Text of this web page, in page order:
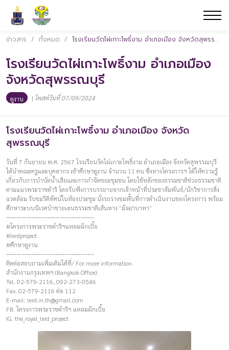
ข่าวสาร / ทั้งหมด / โรงเรียนวัดไผ่เกาะโพธิ์งาม อำเภอเมือง จังหวัดสุพรรณบุรี
โรงเรียนวัดไผ่เกาะโพธิ์งาม อำเภอเมือง
จังหวัดสุพรรณบุรี
ดูงาน | โพสต์วันที่ 07/09/2024
โรงเรียนวัดไผ่เกาะโพธิ์งาม อำเภอเมือง จังหวัด
สุพรรณบุรี
วันที่ 7 กันยายน พ.ศ. 2567 โรงเรียนวัดไผ่เกาะโพธิ์งาม อำเภอเมือง จังหวัดสุพรรณบุรี
ได้นำคณะครูและบุคลากร เข้าศึกษาดูงาน จำนวน 11 คน ซึ่งทางโครงการฯ ได้ให้ความรู้
เกี่ยวกับการบำบัดน้ำเสียและการกำจัดขยะชุมชน โดยใช้หลักของธรรมชาติช่วยธรรมชาติ
ตามแนวพระราชดำริ โดยรับฟังการบรรยายจากเจ้าหน้าที่ประชาสัมพันธ์/นักวิชาการสิ่ง
แวดล้อม รับชมวีดิทัศน์ในห้องประชุม นั่งรถรางชมพื้นที่การดำเนินงานของโครงการ พร้อม
ศึกษาระบบนิเวศป่าชายเลนธรรมชาติเส้นทาง “มัจฉาบาทา”
————————–————————–
#โครงการพระราชดำริฯแหลมผักเบี้ย
#lerdproject
#ศึกษาดูงาน
————————–————————–
ติดต่อสอบถามเพิ่มเติมได้ที่/ For more information
สำนักงานกรุงเทพฯ (Bangkok Office):
Tel. 02-579-2116, 092-273-0546
Fax. 02-579-2116 ต่อ 112
E-mail: lerd.in.th@gmail.com
FB. โครงการพระราชดำริฯ แหลมผักเบี้ย
IG. the_royal_lerd_project